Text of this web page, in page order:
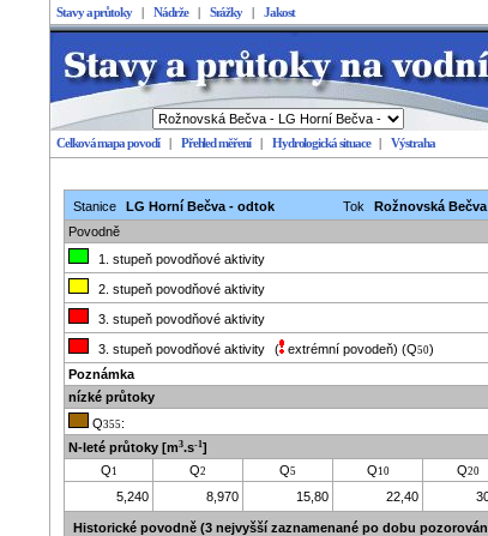
Stavy a průtoky Nádrže Srážky Jakost
Celková mapa povodí Přehled měření Hydrologická situace Výstraha
Stanice LG Horní Bečva - odtok Tok
Rožnovská Bečva
Povodně
1. stupeň povodňové aktivity
2. stupeň povodňové aktivity
3. stupeň povodňové aktivity
3. stupeň povodňové aktivity ( extrémní povodeň) (Q50)
Poznámka
nízké průtoky
Q355 :
N-leté průtoky [m3.s-1]
Q 1 Q2 Q5 Q 10 Q20
5,240 8,970 15,80 22,40
Historické povodně (3 nejvyšší zaznamenané po dobu